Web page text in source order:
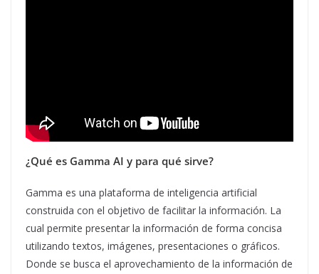
¿Qué es Gamma AI y para qué sirve?
Gamma es una plataforma de inteligencia artificial
construida con el objetivo de facilitar la información. La
cual permite presentar la información de forma concisa
utilizando textos, imágenes, presentaciones o gráficos.
Donde se busca el aprovechamiento de la información de